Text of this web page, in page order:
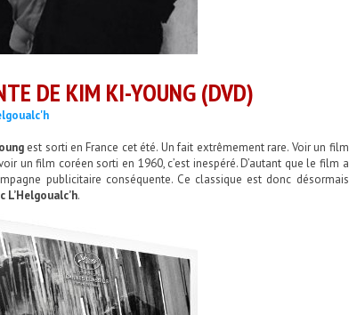
DE KIM KI-YOUNG (DVD)
est sorti en France cet été. Un fait extrêmement rare. Voir un film
un film coréen sorti en 1960, c’est inespéré. D’autant que le film a
publicitaire conséquente. Ce classique est donc désormais
L’Helgoualc’h.